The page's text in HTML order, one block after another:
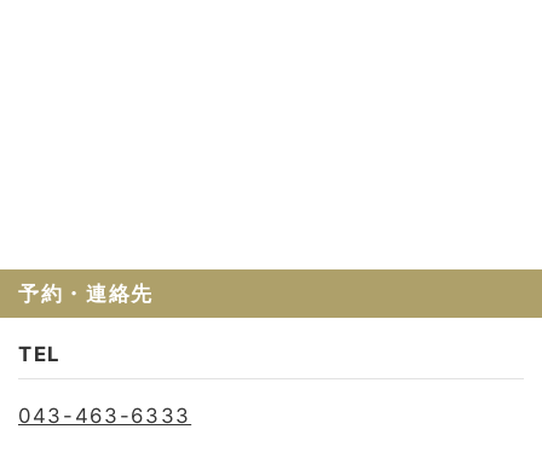
予約・連絡先
TEL
043-463-6333